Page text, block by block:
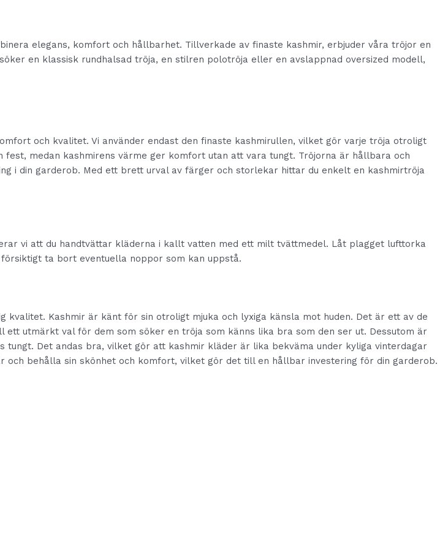
elegans, komfort och hållbarhet. Tillverkade av finaste kashmir, erbjuder våra tröjor en
en klassisk rundhalsad tröja, en stilren polotröja eller en avslappnad oversized modell,
och kvalitet. Vi använder endast den finaste kashmirullen, vilket gör varje tröja otroligt
medan kashmirens värme ger komfort utan att vara tungt. Tröjorna är hållbara och
i din garderob. Med ett brett urval av färger och storlekar hittar du enkelt en kashmirtröja
vi att du handtvättar kläderna i kallt vatten med ett milt tvättmedel. Låt plagget lufttorka
ta bort eventuella noppor som kan uppstå.
Kashmir är känt för sin otroligt mjuka och lyxiga känsla mot huden. Det är ett av de
utmärkt val för dem som söker en tröja som känns lika bra som den ser ut. Dessutom är
Det andas bra, vilket gör att kashmir kläder är lika bekväma under kyliga vinterdagar
behålla sin skönhet och komfort, vilket gör det till en hållbar investering för din garderob.